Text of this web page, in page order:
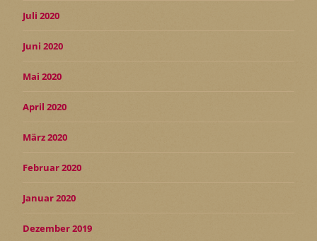
Juli 2020
Juni 2020
Mai 2020
April 2020
März 2020
Februar 2020
Januar 2020
Dezember 2019